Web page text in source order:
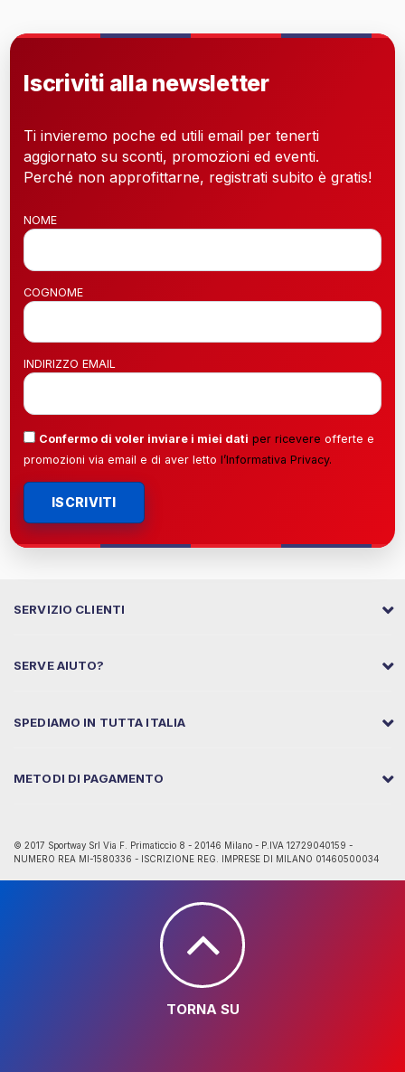
Iscriviti alla newsletter
Ti invieremo poche ed utili email per tenerti
aggiornato su sconti, promozioni ed eventi.
Perché non approfittarne, registrati subito è gratis!
NOME
COGNOME
INDIRIZZO EMAIL
Confermo di voler inviare i miei dati per ricevere offerte e
promozioni via email e di aver letto l’Informativa Privacy.
ISCRIVITI
SERVIZIO CLIENTI
SERVE AIUTO?
SPEDIAMO IN TUTTA ITALIA
METODI DI PAGAMENTO
© 2017 Sportway Srl Via F. Primaticcio 8 - 20146 Milano - P.IVA 12729040159 -
NUMERO REA MI-1580336 - ISCRIZIONE REG. IMPRESE DI MILANO 01460500034
TORNA SU